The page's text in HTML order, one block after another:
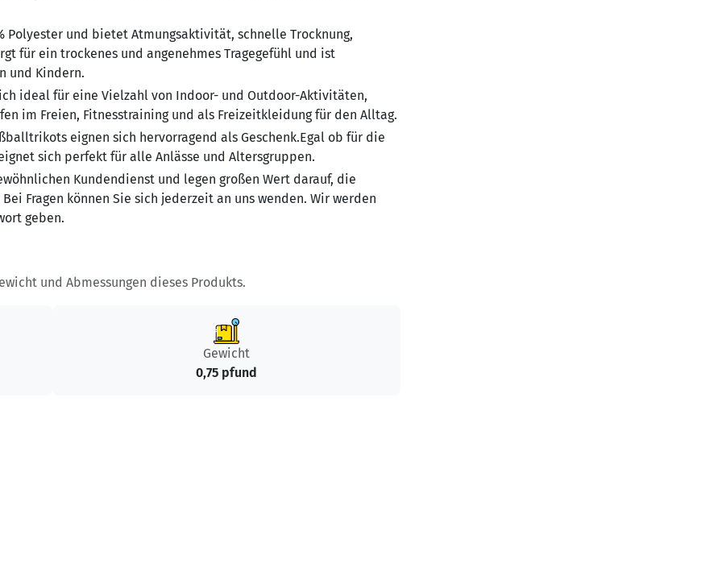
Polyester und bietet Atmungsaktivität, schnelle Trocknung,
für ein trockenes und angenehmes Tragegefühl und ist
und Kindern.
ideal für eine Vielzahl von Indoor- und Outdoor-Aktivitäten,
im Freien, Fitnesstraining und als Freizeitkleidung für den Alltag.
eignen sich hervorragend als Geschenk.Egal ob für die
sich perfekt für alle Anlässe und Altersgruppen.
Kundendienst und legen großen Wert darauf, die
Fragen können Sie sich jederzeit an uns wenden. Wir werden
geben.
und Abmessungen dieses Produkts.
Gewicht
0,75 pfund